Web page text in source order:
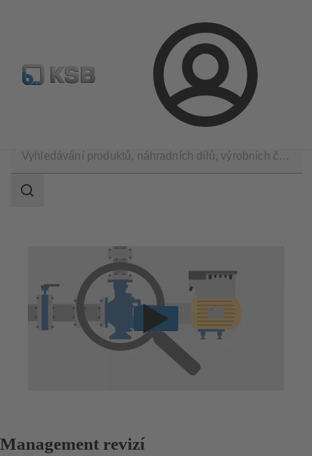
Přihlášení
Najít standardní výrobek BIM a CAD Nástroje pro
Management revizí
vyhledávání
Rozsah
Management revizí